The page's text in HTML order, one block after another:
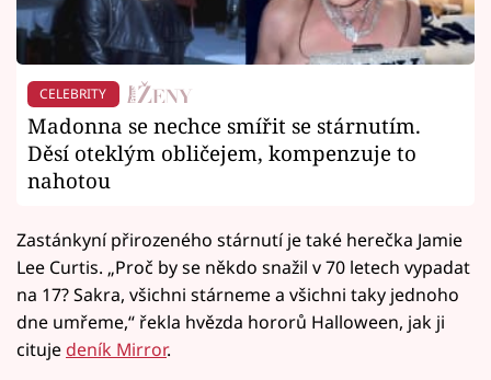
CELEBRITY
Madonna se nechce smířit se stárnutím.
Děsí oteklým obličejem, kompenzuje to
nahotou
Zastánkyní přirozeného stárnutí je také herečka Jamie
Lee Curtis. „Proč by se někdo snažil v 70 letech vypadat
na 17? Sakra, všichni stárneme a všichni taky jednoho
dne umřeme,“ řekla hvězda hororů Halloween, jak ji
cituje deník Mirror.